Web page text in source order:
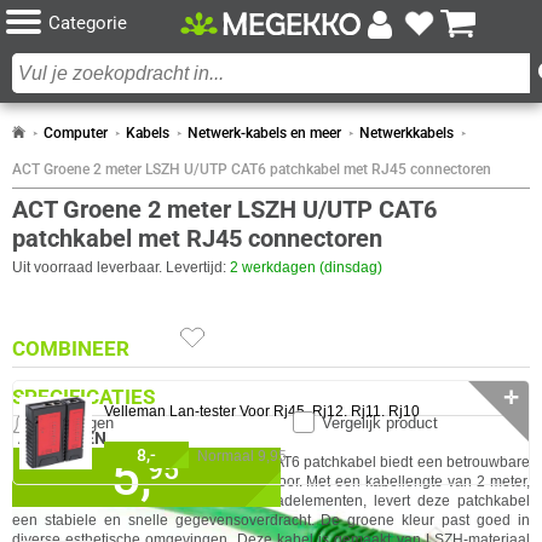
Categorie
Computer Kabels Netwerk-kabels en meer Netwerkkabels
ACT Groene 2 meter LSZH U/UTP CAT6 patchkabel met RJ45 connectoren
ACT Groene 2 meter LSZH U/UTP CAT6
patchkabel met RJ45 connectoren
Uit voorraad leverbaar. Levertijd: 2 werkdagen (dinsdag)
De ACT Groene 2 meter LSZH U/UTP CAT6 patchkabel biedt een betrouwbare
netwerkaansluiting voor thuis of op kantoor. Met een kabellengte van 2 meter,
een CAT6-classificatie en 24 AWG-draadelementen, levert deze patchkabel
een stabiele en snelle gegevensoverdracht. De groene kleur past goed in
5,95 ✓ 30 dagen bedenktermijn!
✓ 60 maanden garantie!
✓ Achteraf betalen!
Vergelijk product
Meldingen
GA NAAR
SPECIFICATIES
ALGEMEEN
Eigenschap Waarde
Aderdoorsnede
Afschermingstype
U/UTP
COMBINEER
Velleman Lan-tester Voor Rj45. Rj12. Rj11. Rj10
8,- Normaal 9,95
✛
0 artikelen geselecteerd